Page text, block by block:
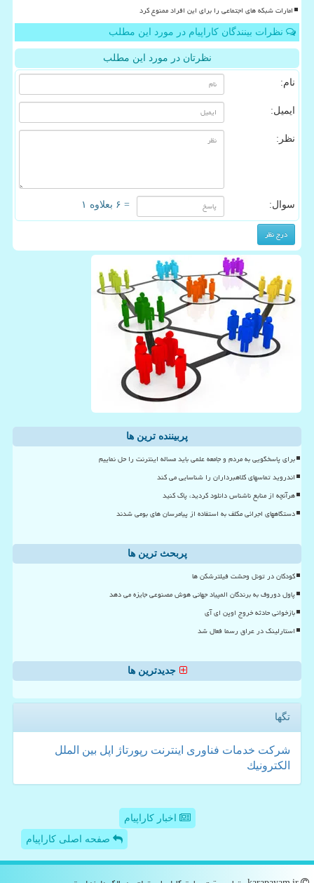
امارات شبکه های اجتماعی را برای این افراد ممنوع کرد
نظرات بینندگان کاراپیام در مورد این مطلب
نظرتان در مورد این مطلب
نام:
ایمیل:
نظر:
سوال: = ۶ بعلاوه ۱
پربیننده ترین ها
برای پاسخگویی به مردم و جامعه علمی باید مساله اینترنت را حل نماییم
اندروید تماسهای کلاهبرداران را شناسایی می کند
هرآنچه از منابع ناشناس دانلود کردید، پاک کنید
دستگاههای اجرائی مکلف به استفاده از پیامرسان های بومی شدند
پربحث ترین ها
کودکان در تونل وحشت فیلترشکن ها
پاول دوروف به برندگان المپیاد جهانی هوش مصنوعی جایزه می دهد
بازخوانی حادثه خروج اوپن ای آی
استارلینک در عراق رسما فعال شد
جدیدترین ها
تگها
شركت خدمات فناوری اینترنت رپورتاژ اپل بین الملل
الكترونیك
اخبار کاراپیام
صفحه اصلی کاراپیام